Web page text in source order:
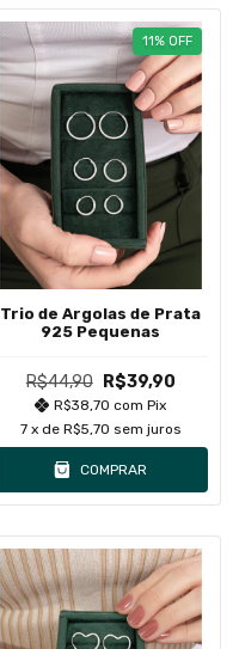
11% OFF
Trio de Argolas de Prata
925 Pequenas
R$44,90 R$39,90
R$38,70com Pix
7 x de R$5,70 sem juros
COMPRAR